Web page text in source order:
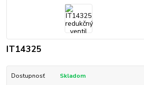
IT14325
Dostupnosť
Skladom